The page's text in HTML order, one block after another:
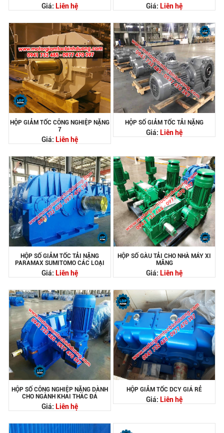
Giá: Liên hệ Giá: Liên hệ
HỘP GIẢM TỐC CÔNG NGHIỆP NẶNG
7
Giá: Liên hệ
HỘP SỐ GIẢM TỐC TẢI NẶNG
Giá: Liên hệ
HỘP SỐ GIẢM TỐC TẢI NẶNG
PARAMAX SUMITOMO CÁC LOẠI
Giá: Liên hệ
HỘP SỐ GÀU TẢI CHO NHÀ MÁY XI
MĂNG
Giá: Liên hệ
HỘP SỐ CÔNG NGHIỆP NẶNG DÀNH
CHO NGÀNH KHAI THÁC ĐÁ
Giá: Liên hệ
HỘP GIẢM TỐC DCY GIÁ RẺ
Giá: Liên hệ